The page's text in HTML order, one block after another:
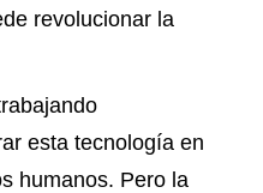
revolucionar la
esta tecnología en
humanos. Pero la